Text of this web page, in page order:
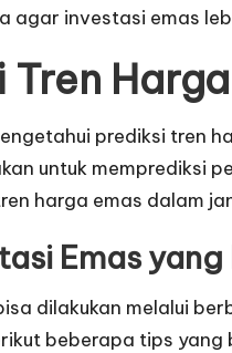
agar investasi emas
Tren
prediksi tren
untuk memprediksi
harga emas dalam
Emas
dilakukan melalui
beberapa tips yang